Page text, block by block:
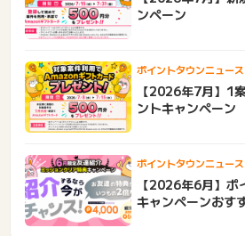
ンペーン
ポイントタウンニュース
【2026年7月】1
ントキャンペーン
ポイントタウンニュース
【2026年6月】ポ
キャンペーンおす